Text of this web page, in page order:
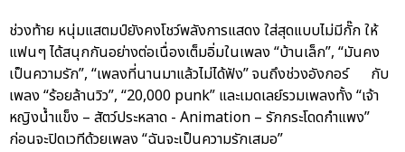
ช่วงท้าย หนุ่มแสตมป์ยังคงโชว์พลังการแสดง ใส่สุดแบบไม่มีกั๊ก ให้
แฟนๆ ได้สนุกกันอย่างต่อเนื่องเต็มอิ่มในเพลง “บ้านเล็ก”, “มันคง
เป็นความรัก”, “เพลงที่นานมาแล้วไม่ได้ฟัง” จนถึงช่วงอังกอร์ กับ
เพลง “ร้อยล้านวิว”, “20,000 punk” และเมดเลย์รวมเพลงทั้ง “เจ้า
หญิงน้ำแข็ง – สัตว์ประหลาด - Animation – รักกระโดดกำแพง”
ก่อนจะปิดเวทีด้วยเพลง “ฉันจะเป็นความรักเสมอ”